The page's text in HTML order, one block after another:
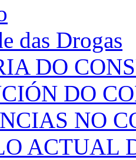
das Drogas
DO
DO
NO
ACTUAL